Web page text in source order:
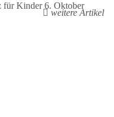
für Kinder 6. Oktober
weitere Artikel